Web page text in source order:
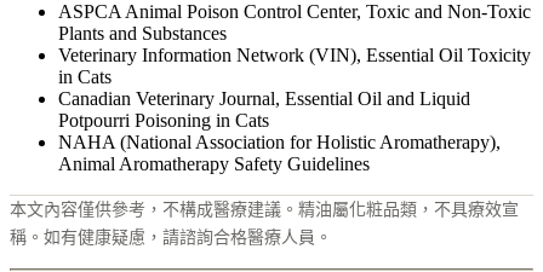
ASPCA Animal Poison Control Center, Toxic and Non-Toxic
Plants and Substances
Veterinary Information Network (VIN), Essential Oil Toxicity
in Cats
Canadian Veterinary Journal, Essential Oil and Liquid
Potpourri Poisoning in Cats
NAHA (National Association for Holistic Aromatherapy),
Animal Aromatherapy Safety Guidelines
本文內容僅供參考，不構成醫療建議。精油屬化粧品類，不具療效宣
稱。如有健康疑慮，請諮詢合格醫療人員。